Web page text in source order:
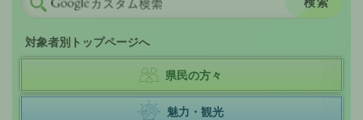
対象者別トップページへ
県民の方々
魅力・観光